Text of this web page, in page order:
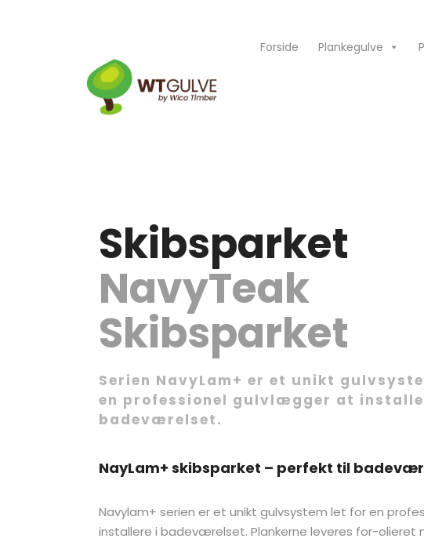
Forside Plankegulve
Skibsparket
NavyTeak
Skibsparket
Serien NavyLam+ er et unikt
en professionel gulvlægger at
badeværelset.
NayLam+ skibsparket – perfekt til
Navylam+ serien er et unikt gulvsystem let for en
installere i badeværelset. Plankerne leveres for-olieret